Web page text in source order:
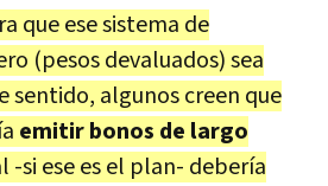
que ese sistema de
(pesos devaluados) sea
sentido, algunos creen que
emitir bonos de largo
-si ese es el plan- debería